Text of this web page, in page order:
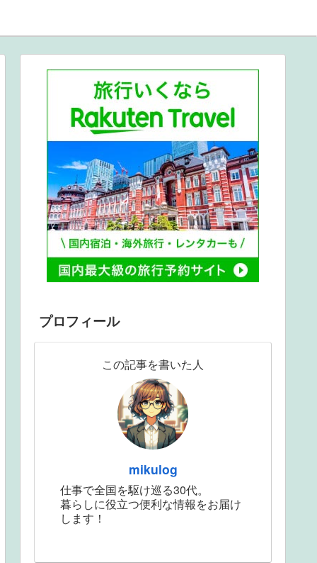
プロフィール
この記事を書いた人
mikulog
仕事で全国を駆け巡る30代。
暮らしに役立つ便利な情報をお届け
します！